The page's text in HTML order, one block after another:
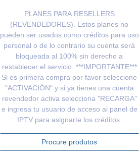
PLANES PARA RESELLERS
(REVENDEDORES). Estos planes no
pueden ser usados como créditos para uso
personal o de lo contrario su cuenta será
bloqueada al 100% sin derecho a
restablecer el servicio. ***IMPORTANTE***
Si es primera compra por favor seleccione
"ACTIVACIÓN" y si ya tienes una cuenta
revendedor activa selecciona "RECARGA"
e ingresa tu usuario de acceso al panel de
IPTV para asignarte los créditos.
Procure produtos